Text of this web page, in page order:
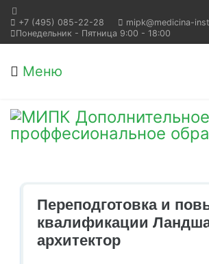
+7 (495) 085-22-28
mipk@medicina-
Понедельник - Пятница 9:00 - 18:00
Меню
Переподготовка и
квалификации
архитектор